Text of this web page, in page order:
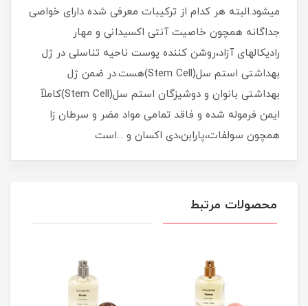
میشود.البته هر کدام از ترکیبات معرفی شده دارای خواصی
جداگانه همچون خاصیت آنتی اکسیدانی و مهار
رادیکالهای آزاد،روشن کننده پوست ناحیه تناسلی در ژل
بهداشتی استم سل(Stem Cell)هست.در ضمن ژل
بهداشتی بانوان و دوشیزگان استم سل(Stem Cell)کاملآ
ایمن فرموله شده و فاقد تمامی مواد مضر و سرطان زا
همچون سولفات،پارابن،دی اکسان و ...است
محصولات مرتبط